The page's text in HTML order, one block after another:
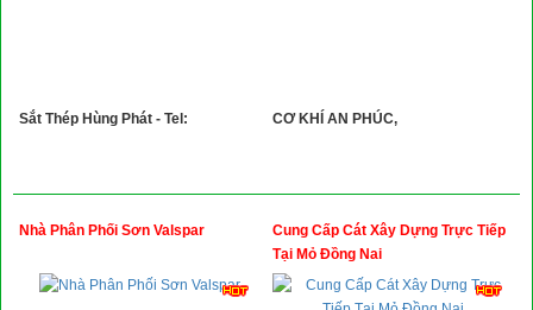
Sắt Thép Hùng Phát - Tel: CƠ KHÍ AN PHÚC,
Nhà Phân Phối Sơn Valspar
Cung Cấp Cát Xây Dựng Trực Tiếp
Tại Mỏ Đồng Nai